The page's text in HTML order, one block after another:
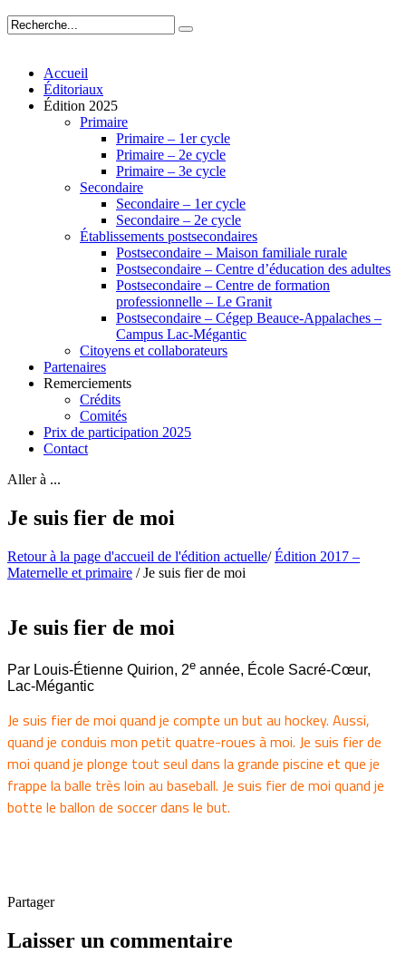
Accueil
Éditoriaux
Édition 2025
Primaire
Primaire – 1er cycle
Primaire – 2e cycle
Primaire – 3e cycle
Secondaire
Secondaire – 1er cycle
Secondaire – 2e cycle
Établissements postsecondaires
Postsecondaire – Maison familiale rurale
Postsecondaire – Centre d’éducation des adultes
Postsecondaire – Centre de formation
professionnelle – Le Granit
Postsecondaire – Cégep Beauce-Appalaches –
Campus Lac-Mégantic
Citoyens et collaborateurs
Partenaires
Remerciements
Crédits
Comités
Prix de participation 2025
Contact
Aller à ...
Je suis fier de moi
Retour à la page d'accueil de l'édition actuelle/ Édition 2017 –
Maternelle et primaire / Je suis fier de moi
Je suis fier de moi
Par Louis-Étienne Quirion, 2e année, École Sacré-Cœur,
Lac-Mégantic
Je suis fier de moi quand je compte un but au hockey. Aussi,
quand je conduis mon petit quatre-roues à moi. Je suis fier de
moi quand je plonge tout seul dans la grande piscine et que je
frappe la balle très loin au baseball. Je suis fier de moi quand je
botte le ballon de soccer dans le but.
Partager
Laisser un commentaire